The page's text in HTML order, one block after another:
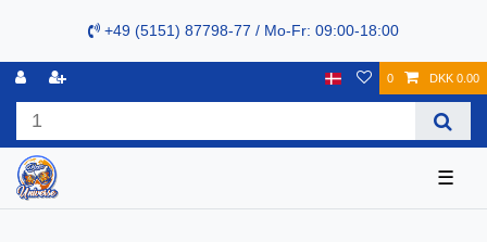
+49 (5151) 87798-77 / Mo-Fr: 09:00-18:00
0 DKK 0.00
☰